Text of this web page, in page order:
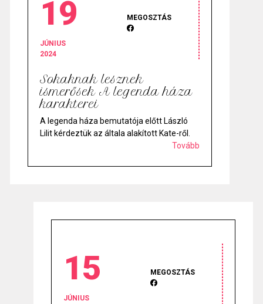
19
JÚNIUS
2024
MEGOSZTÁS
Sokaknak lesznek
ismerősek A legenda háza
karakterei
A legenda háza bemutatója előtt László
Lilit kérdeztük az általa alakított Kate-ről.
Tovább
15
JÚNIUS
MEGOSZTÁS